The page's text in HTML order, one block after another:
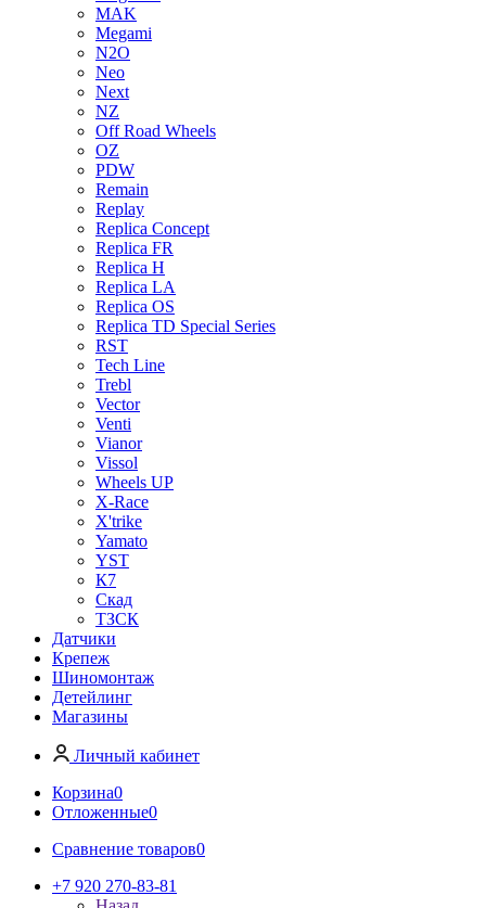
MAK
Megami
N2O
Neo
Next
NZ
Off Road Wheels
OZ
PDW
Remain
Replay
Replica Concept
Replica FR
Replica H
Replica LA
Replica OS
Replica TD Special Series
RST
Tech Line
Trebl
Vector
Venti
Vianor
Vissol
Wheels UP
X-Race
X'trike
Yamato
YST
К7
Скад
ТЗСК
Датчики
Крепеж
Шиномонтаж
Детейлинг
Магазины
Личный кабинет
Корзина0
Отложенные0
Сравнение товаров0
+7 920 270-83-81